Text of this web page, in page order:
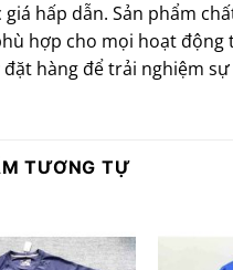
giá hấp dẫn. Sản phẩm
hợp cho mọi hoạt động
hàng để trải nghiệm sự
TƯƠNG TỰ